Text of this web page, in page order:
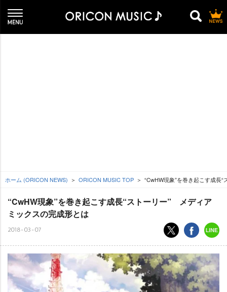
ホーム (ORICON NEWS) ORICON MUSIC TOP “CwHW現象”を巻き起こす成長
“CwHW現象”を巻き起こす成長“ストーリー” メディア
ミックスの完成形とは
2018-03-07